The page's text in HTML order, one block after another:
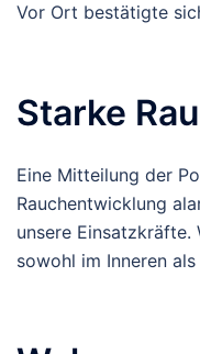
Vor Ort bestätigte
Starke
Eine Mitteilung der
Rauchentwicklung
unsere
sowohl im Inneren